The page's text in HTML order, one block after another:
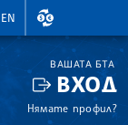
EN
ВАЛУТНИ
ВАШАТА БТА
ВХОД
Нямате профил?